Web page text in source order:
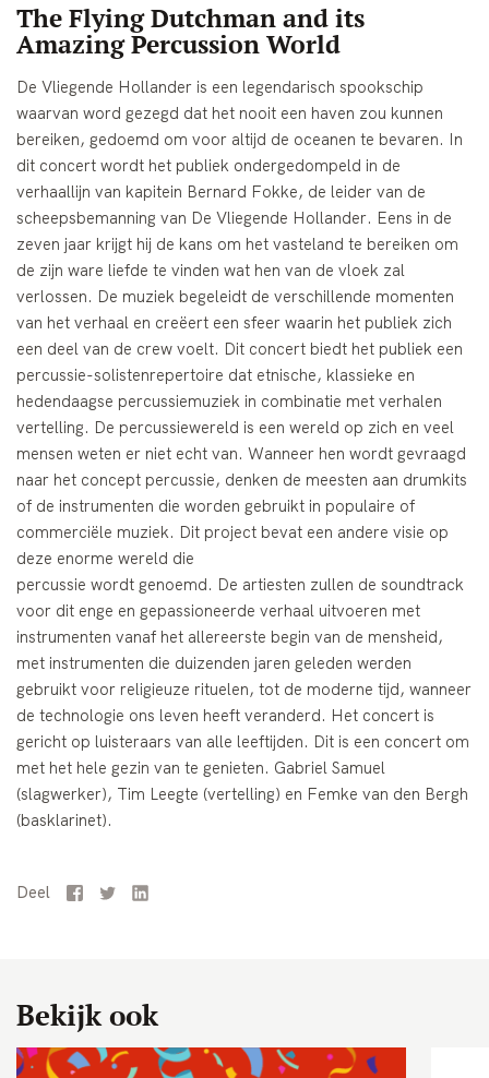
The Flying Dutchman and its
Amazing Percussion World
De Vliegende Hollander is een legendarisch spookschip
waarvan word gezegd dat het nooit een haven zou kunnen
bereiken, gedoemd om voor altijd de oceanen te bevaren. In
dit concert wordt het publiek ondergedompeld in de
verhaallijn van kapitein Bernard Fokke, de leider van de
scheepsbemanning van De Vliegende Hollander. Eens in de
zeven jaar krijgt hij de kans om het vasteland te bereiken om
de zijn ware liefde te vinden wat hen van de vloek zal
verlossen. De muziek begeleidt de verschillende momenten
van het verhaal en creëert een sfeer waarin het publiek zich
een deel van de crew voelt. Dit concert biedt het publiek een
percussie-solistenrepertoire dat etnische, klassieke en
hedendaagse percussiemuziek in combinatie met verhalen
vertelling. De percussiewereld is een wereld op zich en veel
mensen weten er niet echt van. Wanneer hen wordt gevraagd
naar het concept percussie, denken de meesten aan drumkits
of de instrumenten die worden gebruikt in populaire of
commerciële muziek. Dit project bevat een andere visie op
deze enorme wereld die
percussie wordt genoemd. De artiesten zullen de soundtrack
voor dit enge en gepassioneerde verhaal uitvoeren met
instrumenten vanaf het allereerste begin van de mensheid,
met instrumenten die duizenden jaren geleden werden
gebruikt voor religieuze rituelen, tot de moderne tijd, wanneer
de technologie ons leven heeft veranderd. Het concert is
gericht op luisteraars van alle leeftijden. Dit is een concert om
met het hele gezin van te genieten. Gabriel Samuel
(slagwerker), Tim Leegte (vertelling) en Femke van den Bergh
(basklarinet).
Deel Facebook
TwitterLinkedIn
Bekijk ook